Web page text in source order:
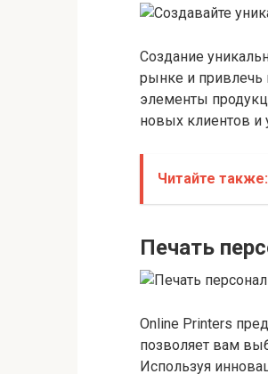
Создание
рынке и привлечь
элементы
новых клиентов и
Читайте также:
Печать
Online Printers
позволяет вам
Используя